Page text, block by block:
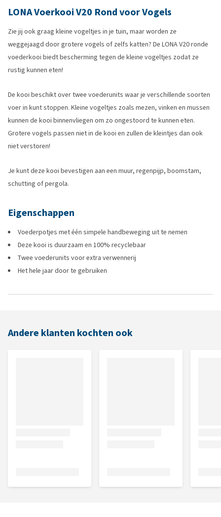
LONA Voerkooi V20 Rond voor Vogels
Zie jij ook graag kleine vogeltjes in je tuin, maar worden ze
weggejaagd door grotere vogels of zelfs katten? De LONA V20 ronde
voederkooi biedt bescherming tegen de kleine vogeltjes zodat ze
rustig kunnen eten!
De kooi beschikt over twee voederunits waar je verschillende soorten
voer in kunt stoppen. Kleine vogeltjes zoals mezen, vinken en mussen
kunnen de kooi binnenvliegen om zo ongestoord te kunnen eten.
Grotere vogels passen niet in de kooi en zullen de kleintjes dan ook
niet verstoren!
Je kunt deze kooi bevestigen aan een muur, regenpijp, boomstam,
schutting of pergola.
Eigenschappen
Voederpotjes met één simpele handbeweging uit te nemen
Deze kooi is duurzaam en 100% recyclebaar
Twee voederunits voor extra verwennerij
Het hele jaar door te gebruiken
Andere klanten kochten ook